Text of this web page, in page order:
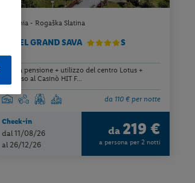
Slovenia - Rogaška Slatina
HOTEL GRAND SAVA S
mezza pensione + utilizzo del centro Lotus +
ingresso al Casinò HIT F...
da 110 € per notte
Check-in
dal 11/08/26
al 26/12/26
da 219 €
a persona per 2 notti